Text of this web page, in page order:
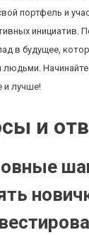
портфель и
инициатив.
в будущее,
и лучше!
и